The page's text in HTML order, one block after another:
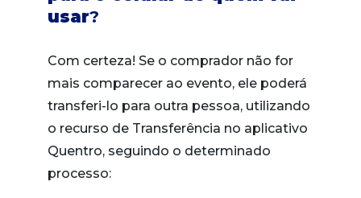
usar?
Com certeza! Se o comprador não for
mais comparecer ao evento, ele poderá
transferi-lo para outra pessoa, utilizando
o recurso de Transferência no aplicativo
Quentro, seguindo o determinado
processo: